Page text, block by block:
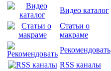
Видео каталог
Статьи о
макраме
Рекомендовать
RSS каналы